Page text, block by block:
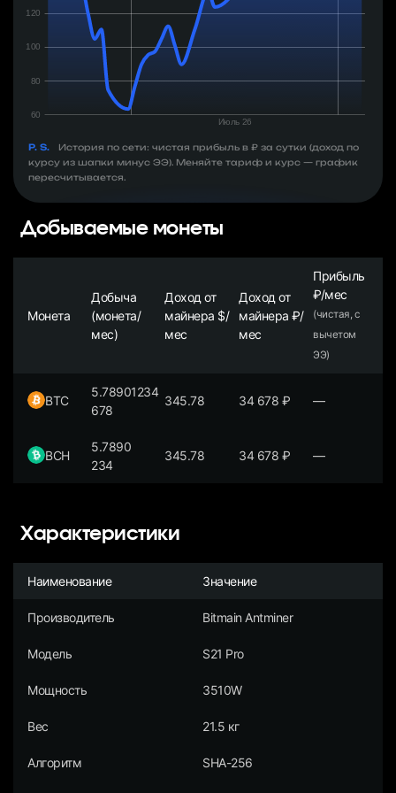
P. S.
История по сети: чистая прибыль в ₽ за сутки (доход по
курсу из шапки минус ЭЭ). Меняйте тариф и курс — график
пересчитывается.
Добываемые монеты
Монета
Добыча
(монета/
мес)
Доход от
майнера $/
мес
Доход от
майнера ₽/
мес
Прибыль
₽/мес
(чистая, с
вычетом
ЭЭ)
BTC
5.78901234
678
345.78 34 678 ₽ —
BCH
5.7890
234
345.78 34 678 ₽ —
Характеристики
Наименование Значение
Производитель Bitmain Antminer
Модель S21 Pro
Мощность 3510W
Вес 21.5 кг
Алгоритм SHA-256